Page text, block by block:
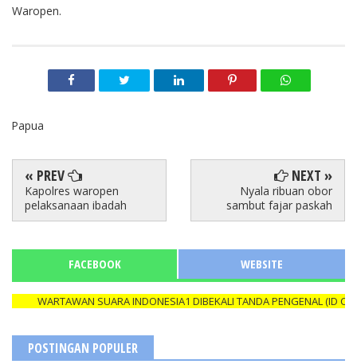
Waropen.
Papua
« PREV
Kapolres waropen
pelaksanaan ibadah
NEXT »
Nyala ribuan obor
sambut fajar paskah
FACEBOOK WEBSITE
WARTAWAN SUARA INDONESIA1 DIBEKALI TANDA PENGENAL (ID
POSTINGAN POPULER